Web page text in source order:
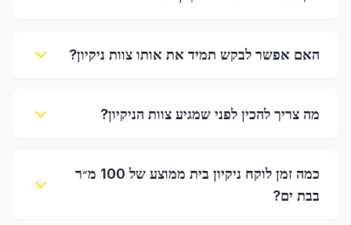
האם אפשר לבקש תמיד את אותו צוות ניקיון?
מה צריך להכין לפני שמגיע צוות הניקיון?
כמה זמן לוקח ניקיון בית ממוצע של 100 מ״ר
בבת ים?